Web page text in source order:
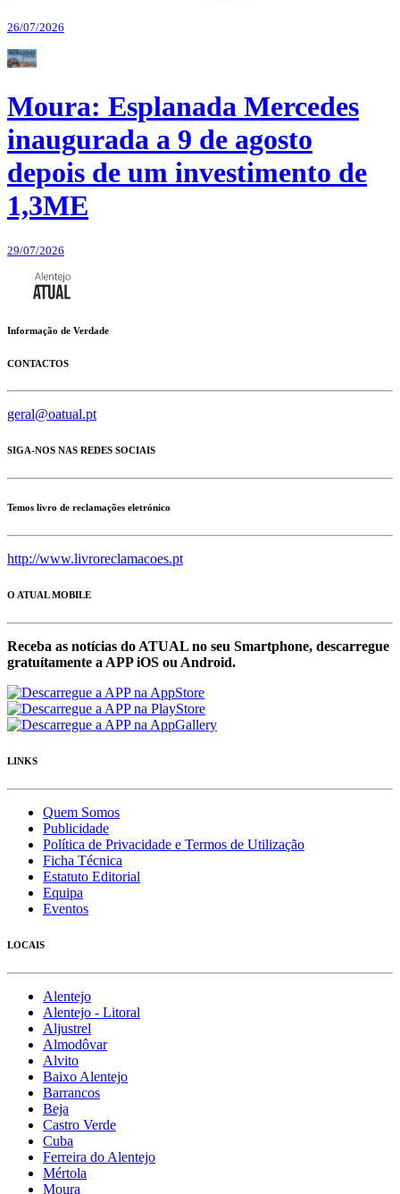
26/07/2026
Moura: Esplanada Mercedes
inaugurada a 9 de agosto
depois de um investimento de
1,3ME
29/07/2026
Informação de Verdade
CONTACTOS
geral@oatual.pt
SIGA-NOS NAS REDES SOCIAIS
Temos livro de reclamações eletrónico
http://www.livroreclamacoes.pt
O ATUAL MOBILE
Receba as notícias do ATUAL no seu Smartphone, descarregue
gratuítamente a APP iOS ou Android.
LINKS
Quem Somos
Publicidade
Política de Privacidade e Termos de Utilização
Ficha Técnica
Estatuto Editorial
Equipa
Eventos
LOCAIS
Alentejo
Alentejo - Litoral
Aljustrel
Almodôvar
Alvito
Baixo Alentejo
Barrancos
Beja
Castro Verde
Cuba
Ferreira do Alentejo
Mértola
Moura